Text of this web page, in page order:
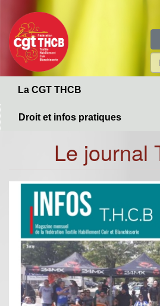
contenu
principal
La CGT THCB
Droit et infos pratiques
Le journal